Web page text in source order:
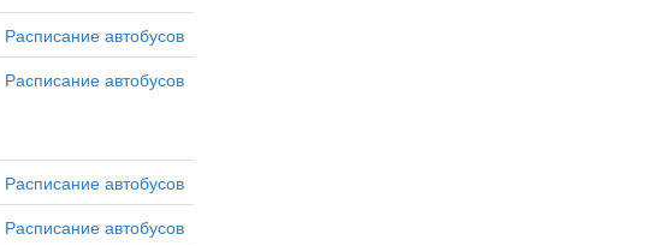
Расписание автобусов
Расписание автобусов
Расписание автобусов
Расписание автобусов